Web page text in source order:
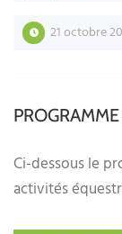
21 octobre
Ci-dessous le
activités